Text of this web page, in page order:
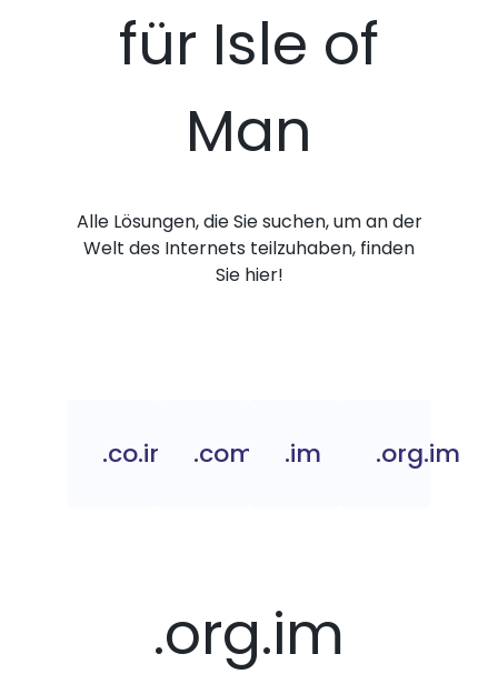
für Isle of
Man
Alle Lösungen, die Sie suchen, um an der
Welt des Internets teilzuhaben, finden
Sie hier!
.co.im .com.im.im .org.im
.org.im